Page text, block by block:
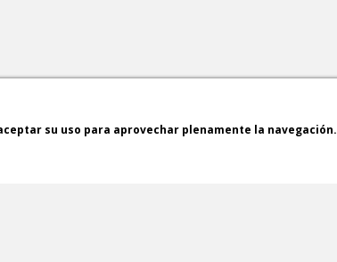
su uso para aprovechar plenamente la navegación.